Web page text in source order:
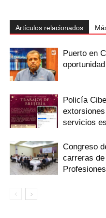
Artículos relacionados
Puerto en
Policía
servicios
Congreso
carreras